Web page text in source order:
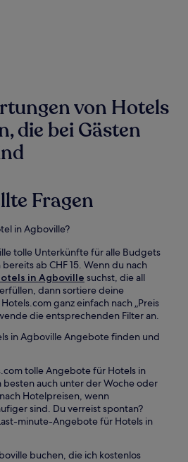
von Hotels
die bei Gästen
Fragen
in Agboville?
tolle Unterkünfte für alle Budgets
ab CHF 15. Wenn du nach
in Agboville suchst, die all
dann sortiere deine
ganz einfach nach „Preis
die entsprechenden Filter an.
in Agboville Angebote finden und
tolle Angebote für Hotels in
besten auch unter der Woche oder
Hotelpreisen, wenn
sind. Du verreist spontan?
minute-Angebote für Hotels in
buchen, die ich kostenlos